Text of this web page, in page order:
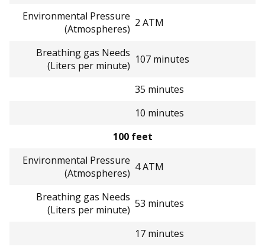
Environmental Pressure
(Atmospheres) 2 ATM
Breathing gas Needs
(Liters per minute) 107 minutes
35 minutes
10 minutes
100 feet
Environmental Pressure
(Atmospheres) 4 ATM
Breathing gas Needs
(Liters per minute) 53 minutes
17 minutes